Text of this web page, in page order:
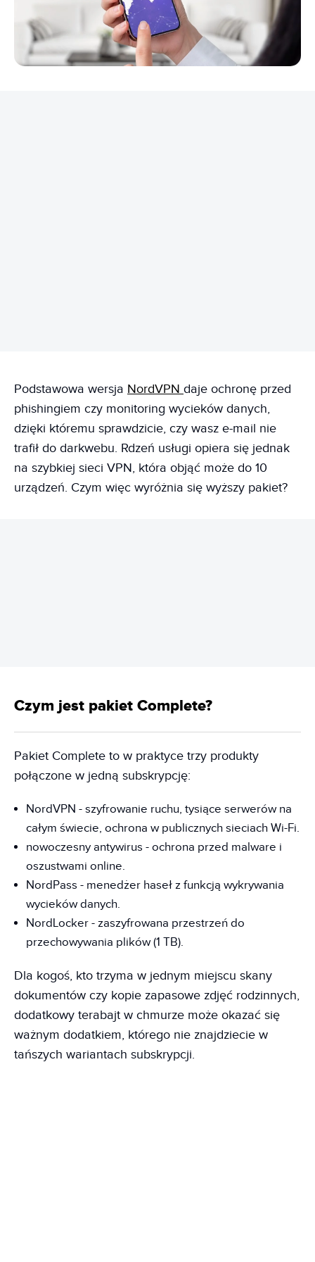
Podstawowa wersja NordVPN daje ochronę przed
phishingiem czy monitoring wycieków danych,
dzięki któremu sprawdzicie, czy wasz e-mail nie
trafił do darkwebu. Rdzeń usługi opiera się jednak
na szybkiej sieci VPN, która objąć może do 10
urządzeń. Czym więc wyróżnia się wyższy pakiet?
Czym jest pakiet Complete?
Pakiet Complete to w praktyce trzy produkty
połączone w jedną subskrypcję:
NordVPN - szyfrowanie ruchu, tysiące serwerów na
całym świecie, ochrona w publicznych sieciach Wi-Fi.
nowoczesny antywirus - ochrona przed malware i
oszustwami online.
NordPass - menedżer haseł z funkcją wykrywania
wycieków danych.
NordLocker - zaszyfrowana przestrzeń do
przechowywania plików (1 TB).
Dla kogoś, kto trzyma w jednym miejscu skany
dokumentów czy kopie zapasowe zdjęć rodzinnych,
dodatkowy terabajt w chmurze może okazać się
ważnym dodatkiem, którego nie znajdziecie w
tańszych wariantach subskrypcji.